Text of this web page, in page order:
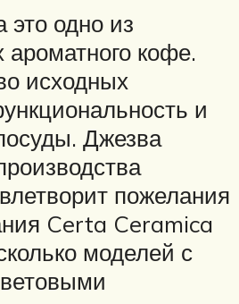
это одно из
кофе.
исходных
и
Джезва
пожелания
Certa Ceramica
моделей с